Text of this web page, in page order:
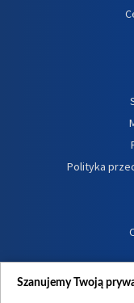
Polityka
Szanujemy Twoją